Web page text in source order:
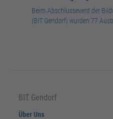
Beim Abschlussevent der
(BIT Gendorf) wurden 77
Praxisnahes KI-Scout-
Kompetenzen und
Fünf Staatspreise beim
Erfolgreicher Abschluss für
Winter 2026: 43
Jetzt Termin vormerken und
Ausbildungsstart 2025: 99
GENDORF
Am 1. September haben 99
BIT Gendorf
Über Uns